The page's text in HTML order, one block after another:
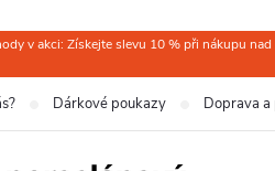
v akci: Získejte slevu 10 % při nákupu
Dárkové poukazy Doprava a